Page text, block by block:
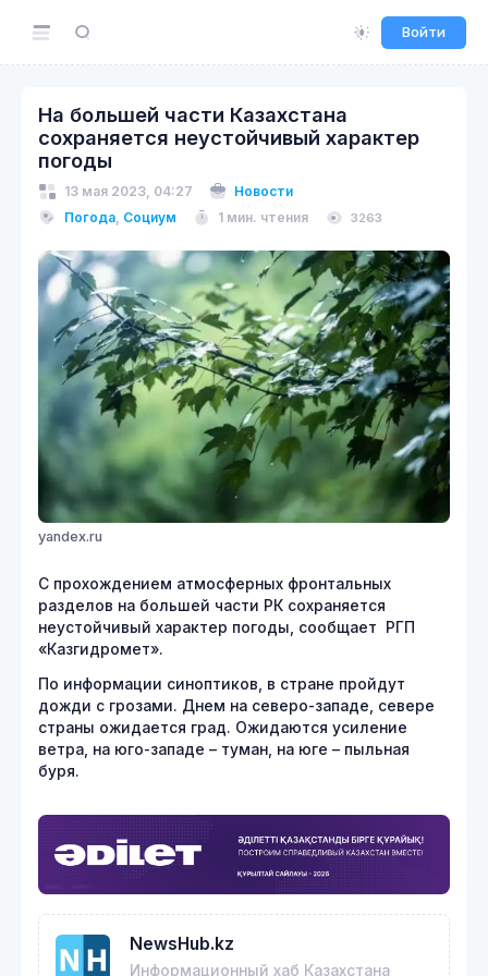
Войти
На большей части Казахстана
сохраняется неустойчивый характер
погоды
13 мая 2023, 04:27
Новости
Погода, Социум 1 мин. чтения 3263
yandex.ru
С прохождением атмосферных фронтальных
разделов на большей части РК сохраняется
неустойчивый характер погоды, сообщает РГП
«Казгидромет».
По информации синоптиков, в стране пройдут
дожди с грозами. Днем на северо-западе, севере
страны ожидается град. Ожидаются усиление
ветра, на юго-западе – туман, на юге – пыльная
буря.
NewsHub.kz
Информационный хаб Казахстана